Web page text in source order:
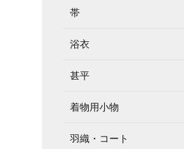
帯
浴衣
甚平
着物用小物
羽織・コート